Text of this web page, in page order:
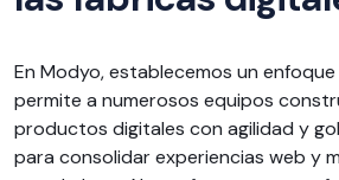
En Modyo, establecemos un
permite a numerosos equipos
productos digitales con agilidad y
para consolidar experiencias web y